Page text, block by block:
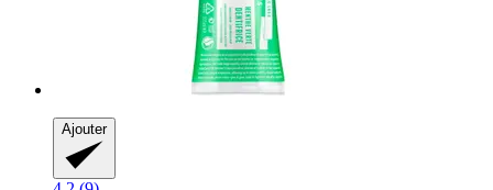
Ajouter